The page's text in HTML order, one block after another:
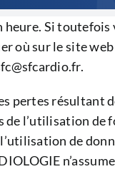
heure. Si
où sur le site
pertes résultant
l’utilisation de
de